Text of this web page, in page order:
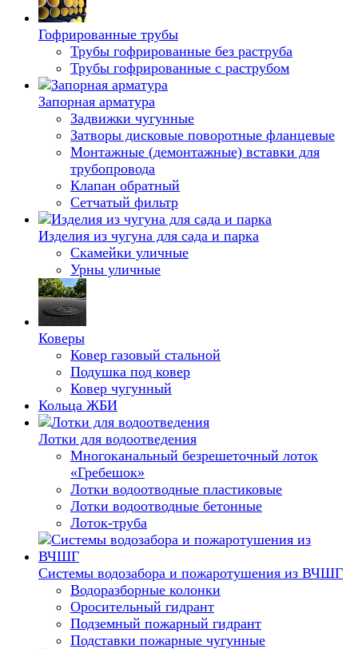
Гофрированные трубы
Трубы гофрированные без раструба
Трубы гофрированные с раструбом
Запорная арматура
Задвижки чугунные
Затворы дисковые поворотные фланцевые
Монтажные (демонтажные) вставки для
трубопровода
Клапан обратный
Сетчатый фильтр
Изделия из чугуна для сада и парка
Скамейки уличные
Урны уличные
Коверы
Ковер газовый стальной
Подушка под ковер
Ковер чугунный
Кольца ЖБИ
Лотки для водоотведения
Многоканальный безрешеточный лоток
«Гребешок»
Лотки водоотводные пластиковые
Лотки водоотводные бетонные
Лоток-труба
Системы водозабора и пожаротушения из ВЧШГ
Водоразборные колонки
Оросительный гидрант
Подземный пожарный гидрант
Подставки пожарные чугунные